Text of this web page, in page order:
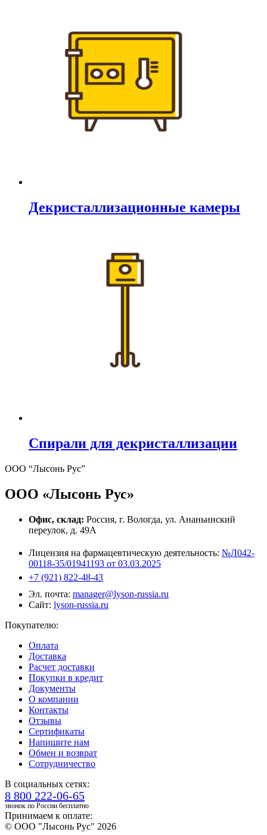
Декристаллизационные камеры
Спирали для декристаллизации
ООО “Лысонь Рус”
ООО «Лысонь Рус»
Офис, склад: Россия, г. Вологда, ул. Ананьинский
переулок, д. 49А
Лицензия на фармацевтическую деятельность: №Л042-
00118-35/01941193 от 03.03.2025
+7 (921) 822-48-43
Эл. почта: manager@lyson-russia.ru
Сайт: lyson-russia.ru
Покупателю:
Оплата
Доставка
Расчет доставки
Покупки в кредит
Документы
О компании
Контакты
Отзывы
Сертификаты
Напишите нам
Обмен и возврат
Сотрудничество
В социальных сетях:
8 800 222-06-65
звонок по России бесплатно
Принимаем к оплате:
© ООО "Лысонь Рус" 2026